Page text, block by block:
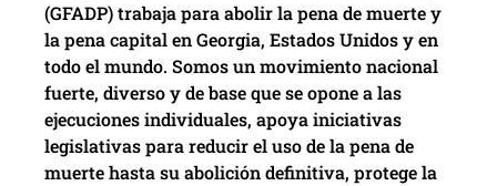
(GFADP) trabaja para abolir la pena de muerte y
la pena capital en Georgia, Estados Unidos y en
todo el mundo. Somos un movimiento nacional
fuerte, diverso y de base que se opone a las
ejecuciones individuales, apoya iniciativas
legislativas para reducir el uso de la pena de
muerte hasta su abolición definitiva, protege la